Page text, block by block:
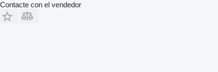
Contacte con el vendedor